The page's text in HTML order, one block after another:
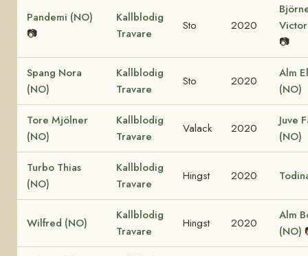
Pandemi (NO)
📷
Kallblodig
Travare
Sto 2020
📷
Spang Nora
(NO)
Kallblodig
Travare
Sto 2020
Alm
(NO)
Tore Mjölner
(NO)
Kallblodig
Travare
Valack 2020
Juve
(NO)
Turbo Thias
(NO)
Kallblodig
Travare
Hingst 2020
Wilfred (NO)
Kallblodig
Travare
Hingst 2020
Alm
(NO)